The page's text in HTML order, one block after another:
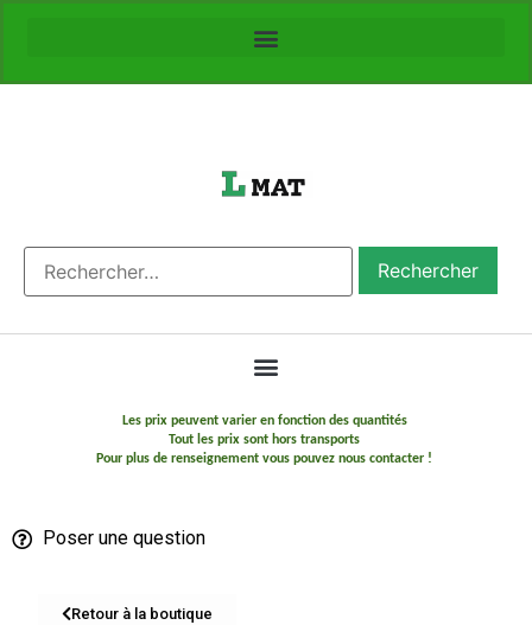
Les prix peuvent varier en fonction des quantités
Tout les prix sont hors transports
Pour plus de renseignement vous pouvez nous contacter !
Poser une question
Retour à la boutique